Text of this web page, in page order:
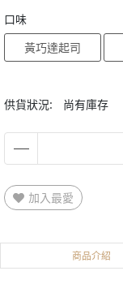
供貨狀況: 尚有庫存
口味
黃巧達起司
加入最愛
商品介紹